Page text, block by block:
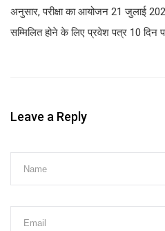
अनुसार, परीक्षा का आयोजन 21 जुलाई
सम्मिलित होने के लिए प्रवेश पत्र 10 दिन
Leave a Reply